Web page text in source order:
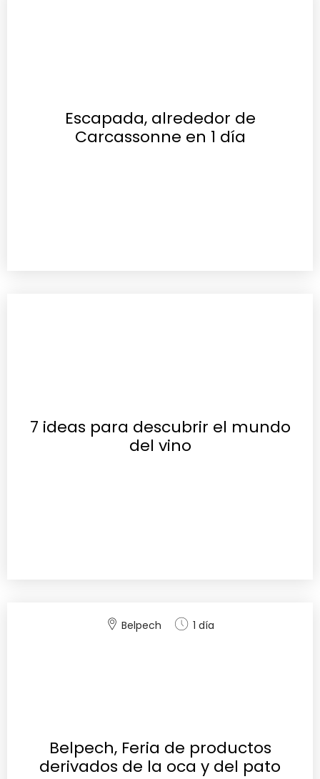
Escapada, alrededor de
Carcassonne en 1 día
7 ideas para descubrir el mundo
del vino
Belpech 1 día
Belpech, Feria de productos
derivados de la oca y del pato